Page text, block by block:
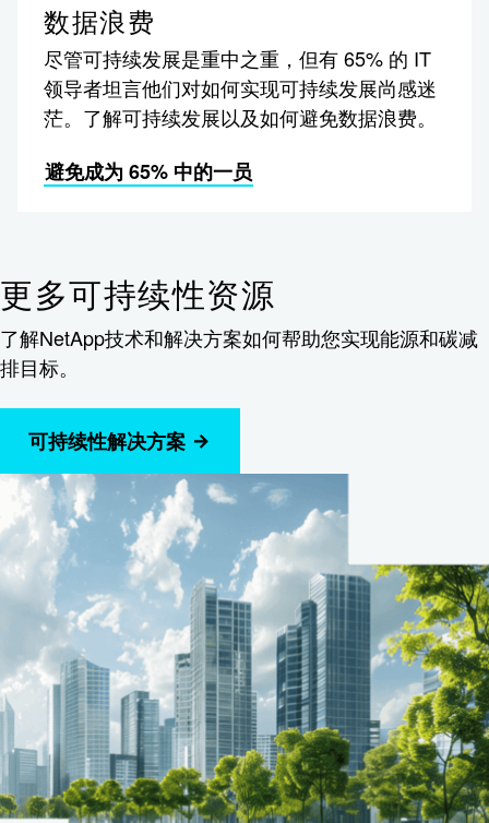
数据浪费
尽管可持续发展是重中之重，但有 65% 的 IT
领导者坦言他们对如何实现可持续发展尚感迷
茫。了解可持续发展以及如何避免数据浪费。
避免成为 65% 中的一员
更多可持续性资源
了解NetApp技术和解决方案如何帮助您实现能源和碳减
排目标。
可持续性解决方案